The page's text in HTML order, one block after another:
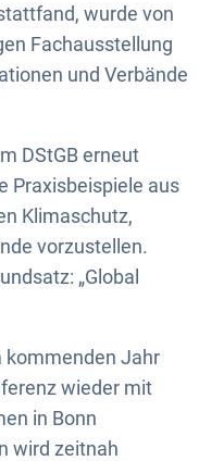
wurde von
Fachausstellung
und Verbände
DStGB erneut
Praxisbeispiele aus
Klimaschutz,
vorzustellen.
„Global
kommenden Jahr
wieder mit
in Bonn
wird zeitnah